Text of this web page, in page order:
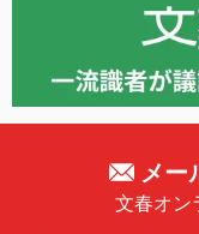
メー
文春オン